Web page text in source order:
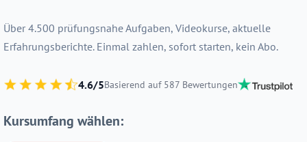
Über 4.500 prüfungsnahe Aufgaben, Videokurse, aktuelle
Erfahrungsberichte. Einmal zahlen, sofort starten, kein Abo.
4.6/5Basierend auf 587 Bewertungen
Kursumfang wählen: